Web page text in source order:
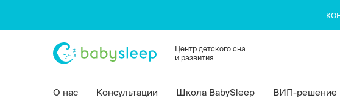
Центр детского сна
и развития
О нас Консультации Школа BabySleep ВИП-решение